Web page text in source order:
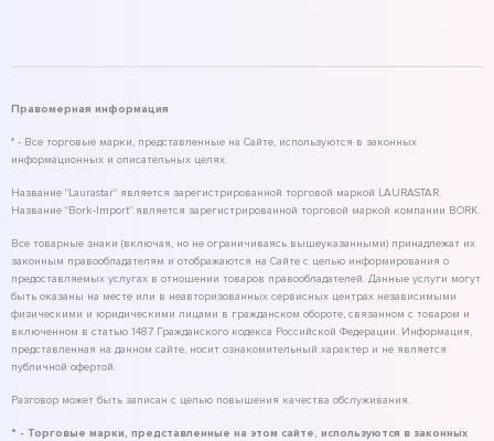
Правомерная информация
* - Все торговые марки, представленные на Сайте, используются в законных
информационных и описательных целях.
Название "Laurastar" является зарегистрированной торговой маркой LAURASTAR.
Название "Bork-Import" является зарегистрированной торговой маркой компании BORK.
Все товарные знаки (включая, но не ограничиваясь вышеуказанными) принадлежат их
законным правообладателям и отображаются на Сайте с целью информирования о
предоставляемых услугах в отношении товаров правообладателей. Данные услуги могут
быть оказаны на месте или в неавторизованных сервисных центрах независимыми
физическими и юридическими лицами в гражданском обороте, связанном с товаром и
включенном в статью 1487 Гражданского кодекса Российской Федерации. Информация,
представленная на данном сайте, носит ознакомительный характер и не является
публичной офертой.
Разговор может быть записан с целью повышения качества обслуживания.
* - Торговые марки, представленные на этом сайте, используются в законных